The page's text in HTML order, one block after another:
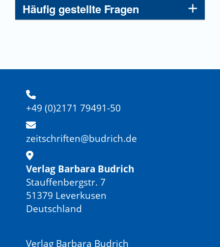
Häufig gestellte Fragen
+49 (0)2171 79491-50
zeitschriften@budrich.de
Verlag Barbara Budrich
Stauffenbergstr. 7
51379 Leverkusen
Deutschland
Verlag Barbara Budrich